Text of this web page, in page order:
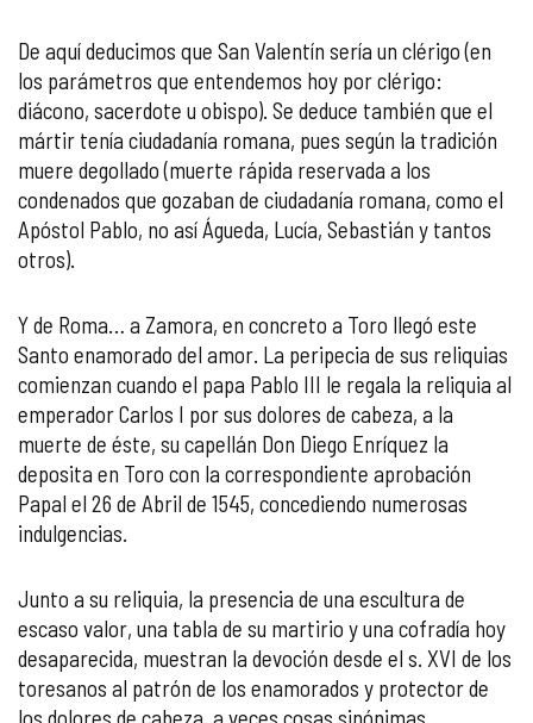
De aquí deducimos que San Valentín sería un clérigo (en
los parámetros que entendemos hoy por clérigo:
diácono, sacerdote u obispo). Se deduce también que el
mártir tenía ciudadanía romana, pues según la tradición
muere degollado (muerte rápida reservada a los
condenados que gozaban de ciudadanía romana, como el
Apóstol Pablo, no así Águeda, Lucía, Sebastián y tantos
otros).
Y de Roma… a Zamora, en concreto a Toro llegó este
Santo enamorado del amor. La peripecia de sus reliquias
comienzan cuando el papa Pablo III le regala la reliquia al
emperador Carlos I por sus dolores de cabeza, a la
muerte de éste, su capellán Don Diego Enríquez la
deposita en Toro con la correspondiente aprobación
Papal el 26 de Abril de 1545, concediendo numerosas
indulgencias.
Junto a su reliquia, la presencia de una escultura de
escaso valor, una tabla de su martirio y una cofradía hoy
desaparecida, muestran la devoción desde el s. XVI de los
toresanos al patrón de los enamorados y protector de